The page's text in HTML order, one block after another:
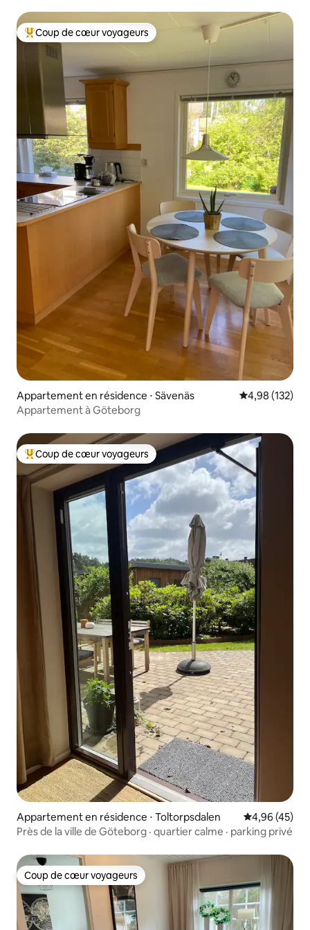
Coups de cœur voyageurs les plus appréciés
Coup de cœur voyageurs
Appartement en résidence ⋅ Sävenäs Évaluation
4,98 (132)
Appartement à Göteborg
Coups de cœur voyageurs les plus appréciés
Coup de cœur voyageurs
Appartement en résidence ⋅ Toltorpsdalen Évaluation
4,96 (45)
Près de la ville de Göteborg · quartier calme · parking privé
Coup de cœur voyageurs
Coup de cœur voyageurs